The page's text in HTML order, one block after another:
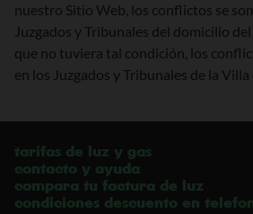
nuestro Sitio Web, los conflictos se
Juzgados y Tribunales del domicilio
que no tuviera tal condición, los
en los Juzgados y Tribunales de la
tarifas de luz y gas
contacto y ayuda
compara tu factura de luz
condiciones descuento en